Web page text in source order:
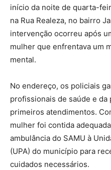
início da noite de quarta-
na Rua Realeza, no bairro
intervenção ocorreu após
mulher que enfrentava um
mental.
No endereço, os policiais
profissionais de saúde e
primeiros atendimentos.
mulher foi contida
ambulância do SAMU à
(UPA) do município para
cuidados necessários.